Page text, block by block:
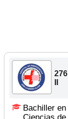
Bachiller
Ciencias